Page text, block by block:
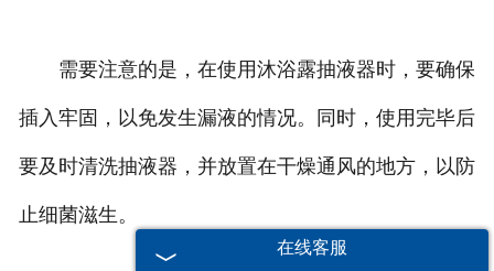
需要注意的是，在使用沐浴露抽液器时，要确保
插入牢固，以免发生漏液的情况。同时，使用完毕后
要及时清洗抽液器，并放置在干燥通风的地方，以防
止细菌滋生。
在线客服